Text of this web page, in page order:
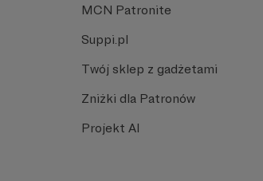
MCN Patronite
Suppi.pl
Twój sklep z gadżetami
Zniżki dla Patronów
Projekt AI